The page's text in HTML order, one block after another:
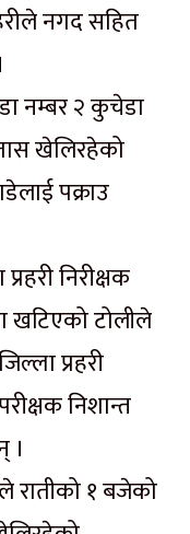
नगद सहित
नम्बर २ कुचेडा
खेलिरहेको
पक्राउ
निरीक्षक
खटिएको टोलीले
प्रहरी
निशान्त
।
रातीको १ बजेको